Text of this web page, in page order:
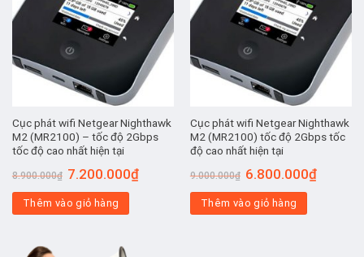
Cục phát wifi Netgear Nighthawk
M2 (MR2100) – tốc độ 2Gbps
tốc độ cao nhất hiện tại
8.900.000₫ Giá
gốc
là:
8.900.000₫.
7.200.000₫Giá
7.200.000₫.
Thêm vào giỏ hàng
Cục phát wifi Netgear Nighthawk
M2 (MR2100) tốc độ 2Gbps tốc
độ cao nhất hiện tại
9.000.000₫ Giá
gốc
là:
9.000.000₫.
6.800.000₫Giá
Thêm vào giỏ hàng